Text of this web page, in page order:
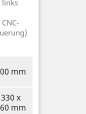
links
mm
330 x
mm